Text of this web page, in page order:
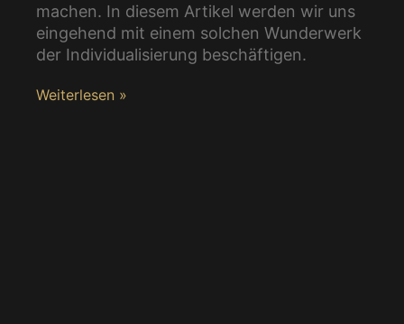
machen. In diesem Artikel werden wir uns
eingehend mit einem solchen Wunderwerk
der Individualisierung beschäftigen.
Weiterlesen »